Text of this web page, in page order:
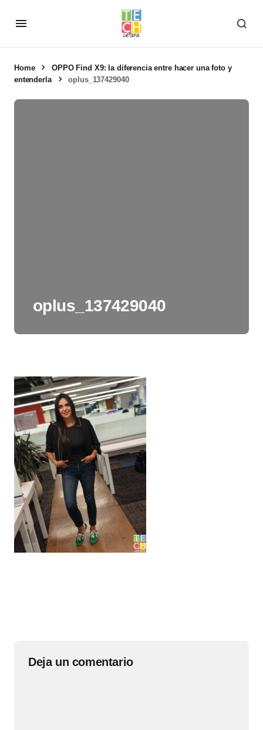
Home
OPPO Find X9: la diferencia entre hacer una foto y
entenderla
oplus_137429040
oplus_137429040
Deja un comentario